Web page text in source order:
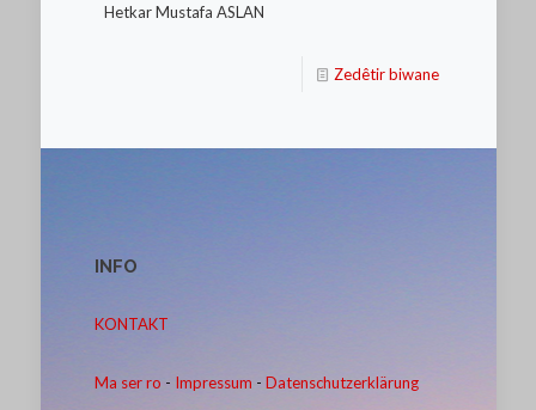
Hetkar Mustafa ASLAN
Zedêtir biwane
INFO
KONTAKT
Ma ser ro - Impressum - Datenschutzerklärung